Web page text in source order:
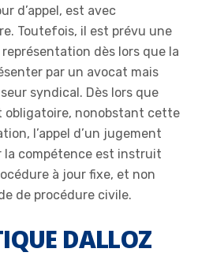
d’appel, est avec
Toutefois, il est prévu une
dès lors que la
par un avocat mais
syndical. Dès lors que
nonobstant cette
l’appel d’un jugement
la compétence est instruit
à jour fixe, et non
de procédure civile.
DALLOZ